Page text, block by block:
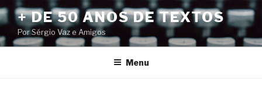
Pular
para
o
conteúdo
+ DE 50 ANOS DE TEXTOS
Por Sérgio Vaz e Amigos
Menu